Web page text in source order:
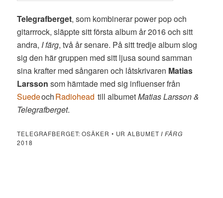
Telegrafberget, som kombinerar power pop och
gitarrrock, släppte sitt första album år 2016 och sitt
andra, I färg, två år senare. På sitt tredje album slog
sig den här gruppen med sitt ljusa sound samman
sina krafter med sångaren och låtskrivaren Matias
Larssonsom hämtade med sig influenser från
SuedeochRadiohead till albumetMatias Larsson &
Telegrafberget.
TELEGRAFBERGET: OSÄKER • UR ALBUMET I FÄRG
2018